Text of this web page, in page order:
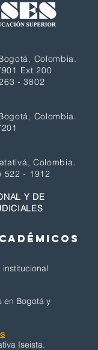
Colombia.
Ext 200
- 3802
Colombia.
Colombia.
522 - 1912
Y DE
institucional
en Bogotá y
Iseista.